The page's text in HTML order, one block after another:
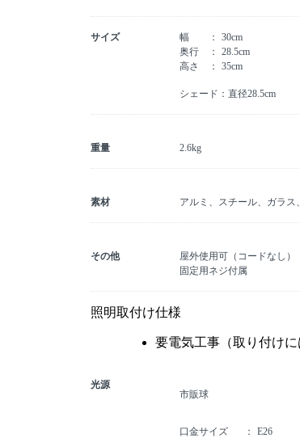
サイズ 幅
30cm
奥行
28.5cm
高さ
35cm
シェード：直径28.5cm
重量 2.6kg
素材 アルミ、スチール、ガラス
その他
屋外使用可（コードなし）
固定用ネジ付属
照明取付け仕様
要電気工事（取り付け
光源
市販球
口金サイズ E26